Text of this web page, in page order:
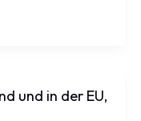
und in der EU,